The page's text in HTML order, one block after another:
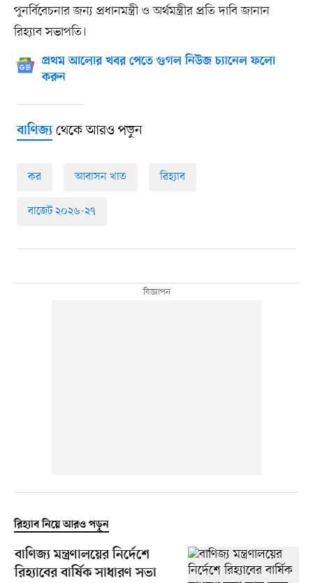
পুনর্বিবেচনার জন্য প্রধানমন্ত্রী ও অর্থমন্ত্রীর প্রতি দাবি জানান
রিহ্যাব সভাপতি।
প্রথম আলোর খবর পেতে গুগল নিউজ চ্যানেল ফলো
করুন
বাণিজ্যথেকে আরও পড়ুন
কর আবাসন খাত রিহ্যাব
বাজেট ২০২৬-২৭
রিহ্যাব নিয়ে আরও পড়ুন
বাণিজ্য মন্ত্রণালয়ের নির্দেশে
রিহ্যাবের বার্ষিক সাধারণ সভা